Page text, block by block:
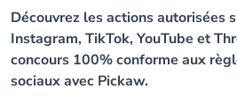
Découvrez les actions autorisées
Instagram, TikTok, YouTube et
concours 100% conforme aux
sociaux avec Pickaw.